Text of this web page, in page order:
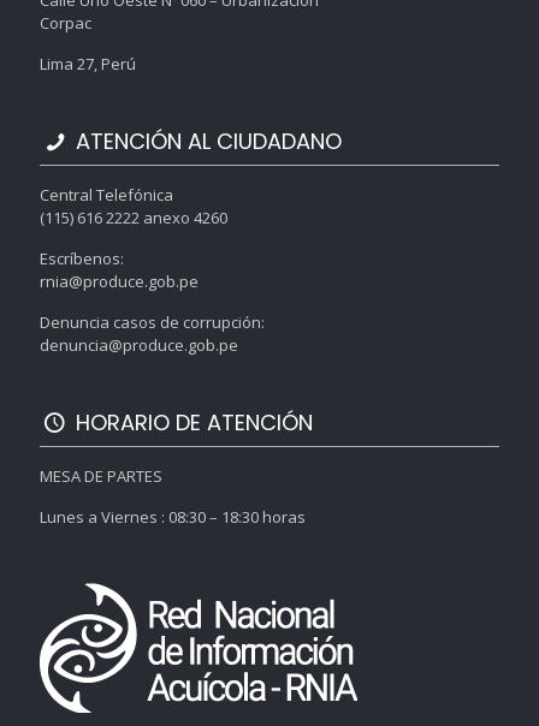
Corpac
Lima 27, Perú
ATENCIÓN AL CIUDADANO
Central Telefónica
(115) 616 2222 anexo 4260
Escríbenos:
rnia@produce.gob.pe
Denuncia casos de corrupción:
denuncia@produce.gob.pe
HORARIO DE ATENCIÓN
MESA DE PARTES
Lunes a Viernes : 08:30 – 18:30 horas